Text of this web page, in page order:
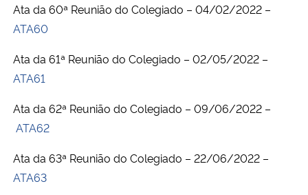
Ministério da Agricultura, Pecuária e Abastecimento
Ministério da Educação
Ministério da Saúde
Ministério de Minas e Energia
Ata da 60ª Reunião do Colegiado – 04/02/2022 –
ATA60
Ata da 61ª Reunião do Colegiado – 02/05/2022 –
ATA61
Ata da 62ª Reunião do Colegiado – 09/06/2022 –
ATA62
Ata da 63ª Reunião do Colegiado – 22/06/2022 –
ATA63